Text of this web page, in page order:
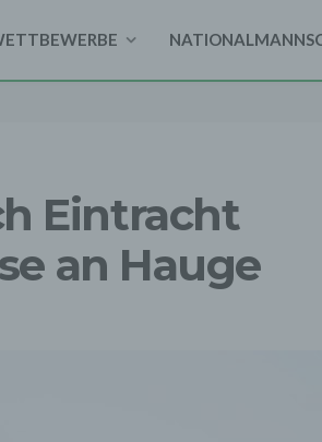
Eintracht
an Hauge